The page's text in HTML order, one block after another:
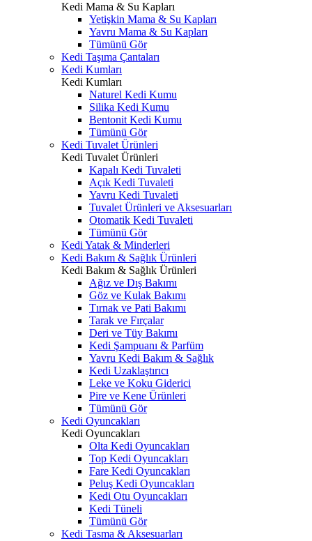
Kedi Mama & Su Kapları
Yetişkin Mama & Su Kapları
Yavru Mama & Su Kapları
Tümünü Gör
Kedi Taşıma Çantaları
Kedi Kumları
Kedi Kumları
Naturel Kedi Kumu
Silika Kedi Kumu
Bentonit Kedi Kumu
Tümünü Gör
Kedi Tuvalet Ürünleri
Kedi Tuvalet Ürünleri
Kapalı Kedi Tuvaleti
Açık Kedi Tuvaleti
Yavru Kedi Tuvaleti
Tuvalet Ürünleri ve Aksesuarları
Otomatik Kedi Tuvaleti
Tümünü Gör
Kedi Yatak & Minderleri
Kedi Bakım & Sağlık Ürünleri
Kedi Bakım & Sağlık Ürünleri
Ağız ve Dış Bakımı
Göz ve Kulak Bakımı
Tırnak ve Pati Bakımı
Tarak ve Fırçalar
Deri ve Tüy Bakımı
Kedi Şampuanı & Parfüm
Yavru Kedi Bakım & Sağlık
Kedi Uzaklaştırıcı
Leke ve Koku Giderici
Pire ve Kene Ürünleri
Tümünü Gör
Kedi Oyuncakları
Kedi Oyuncakları
Olta Kedi Oyuncakları
Top Kedi Oyuncakları
Fare Kedi Oyuncakları
Peluş Kedi Oyuncakları
Kedi Otu Oyuncakları
Kedi Tüneli
Tümünü Gör
Kedi Tasma & Aksesuarları